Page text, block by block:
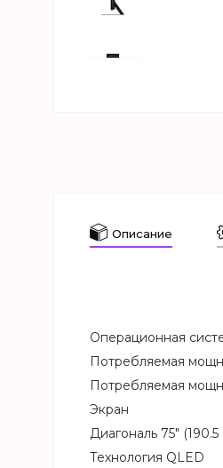
Описание
Операционная
Потребляемая
Потребляемая
Экран
Диагональ 75" (190.5
Технология QLED